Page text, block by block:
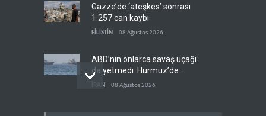
Gazze’de ‘ateşkes’ sonrası
1.257 can kaybı
FİLİSTİN 08 Ağustos 2026
ABD’nin onlarca savaş uçağı
da yetmedi: Hürmüz’de
gemi vuruldu
İRAN 08 Ağustos 2026